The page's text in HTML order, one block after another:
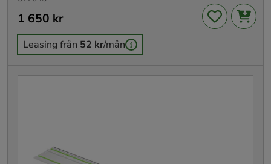
Pris:1 650 kr
1 650 kr
Leasing från 52 kr/mån